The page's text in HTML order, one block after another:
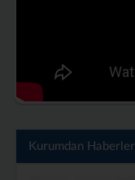
Kurumdan Haberler